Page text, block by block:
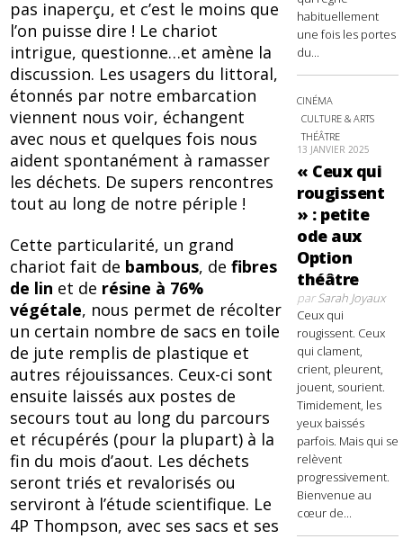
pas inaperçu, et c’est le moins que
l’on puisse dire ! Le chariot
intrigue, questionne…et amène la
discussion. Les usagers du littoral,
étonnés par notre embarcation
viennent nous voir, échangent
avec nous et quelques fois nous
aident spontanément à ramasser
les déchets. De supers rencontres
tout au long de notre périple !
Cette particularité, un grand
chariot fait de bambous, defibres
de lin et de résine à 76%
végétale, nous permet de récolter
un certain nombre de sacs en toile
de jute remplis de plastique et
autres réjouissances. Ceux-ci sont
ensuite laissés aux postes de
secours tout au long du parcours
et récupérés (pour la plupart) à la
fin du mois d’aout. Les déchets
seront triés et revalorisés ou
serviront à l’étude scientifique. Le
4P Thompson, avec ses sacs et ses
habituellement
une fois les portes
du...
CINÉMA
CULTURE & ARTS
THÉÂTRE
13 JANVIER 2025
« Ceux qui
rougissent
» : petite
ode aux
Option
théâtre
parSarah Joyaux
Ceux qui
rougissent. Ceux
qui clament,
crient, pleurent,
jouent, sourient.
Timidement, les
yeux baissés
parfois. Mais qui se
relèvent
progressivement.
Bienvenue au
cœur de...